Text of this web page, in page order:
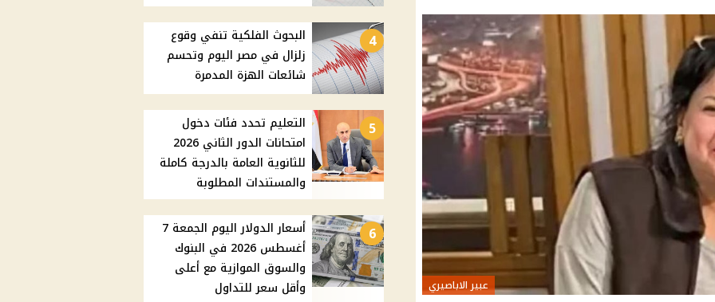
عبير الاباصيري
4
البحوث الفلكية تنفي وقوع
زلزال في مصر اليوم وتحسم
شائعات الهزة المدمرة
5
التعليم تحدد فئات دخول
امتحانات الدور الثاني 2026
للثانوية العامة بالدرجة كاملة
والمستندات المطلوبة
6
أسعار الدولار اليوم الجمعة 7
أغسطس 2026 في البنوك
والسوق الموازية مع أعلى
وأقل سعر للتداول